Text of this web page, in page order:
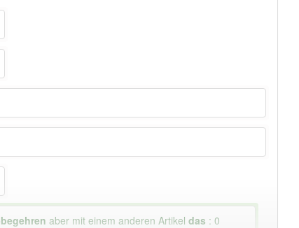
aber mit einem anderen Artikeldas : 0